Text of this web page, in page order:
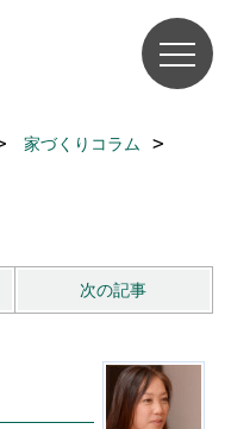
家づくりコラム
次の記事